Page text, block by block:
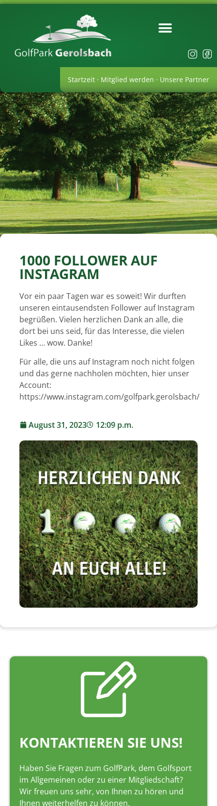
Startzeit · Mitglied werden · Unsere Partner
1000 FOLLOWER AUF
INSTAGRAM
Vor ein paar Tagen war es soweit! Wir durften
unseren eintausendsten Follower auf Instagram
begrüßen. Vielen herzlichen Dank an alle, die
dort bei uns seid, für das Interesse, die vielen
Likes … wow. Danke!
Für alle, die uns auf Instagram noch nicht folgen
und das gerne nachholen möchten, hier unser
Account:
https://www.instagram.com/golfpark.gerolsbach/
August 31, 2023 12:09 p.m.
KONTAKTIEREN SIE UNS!
Haben Sie Fragen zum GolfPark, dem Golfsport
im Allgemeinen oder zu einer Mitgliedschaft?
Wir freuen uns sehr, von Ihnen zu hören und
Ihnen weiterhelfen zu können.